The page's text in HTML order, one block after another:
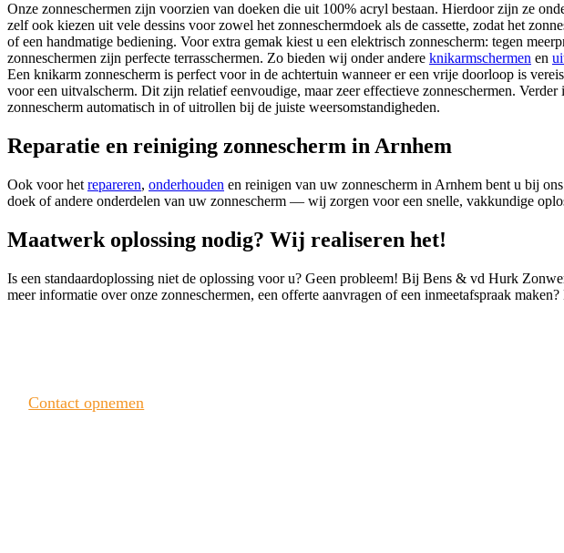
Onze zonneschermen zijn voorzien van doeken die uit 100% acryl bestaan. Hierdoor zijn ze
zelf ook kiezen uit vele dessins voor zowel het zonneschermdoek als de cassette, zodat het
of een handmatige bediening. Voor extra gemak kiest u een elektrisch zonnescherm: tegen
zonneschermen zijn perfecte terrasschermen. Zo bieden wij onder andere knikarmschermen en
Een knikarm zonnescherm is perfect voor in de achtertuin wanneer er een vrije doorloop is
voor een uitvalscherm. Dit zijn relatief eenvoudige, maar zeer effectieve zonneschermen.
zonnescherm automatisch in of uitrollen bij de juiste weersomstandigheden.
Reparatie en reiniging zonnescherm in Arnhem
Ook voor het repareren, onderhouden en reinigen van uw zonnescherm in Arnhem bent u bij
doek of andere onderdelen van uw zonnescherm — wij zorgen voor een snelle, vakkundige
Maatwerk oplossing nodig? Wij realiseren het!
Is een standaardoplossing niet de oplossing voor u? Geen probleem! Bij Bens & vd Hurk
meer informatie over onze zonneschermen, een offerte aanvragen of een inmeetafspraak maken?
Contact opnemen